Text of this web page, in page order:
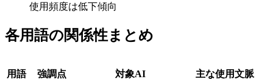
使用頻度は低下傾向
各用語の関係性まとめ
用語 強調点 対象AI 主な使用文脈